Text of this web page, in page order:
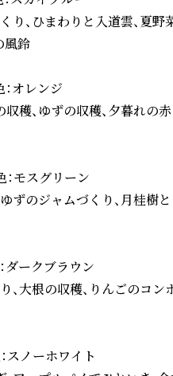
、ひまわりと入道雲、夏野
風鈴
オレンジ
穫、ゆずの収穫、夕暮れの
モスグリーン
ずのジャムづくり、月桂樹
ダークブラウン
大根の収穫、りんごのコン
スノーホワイト